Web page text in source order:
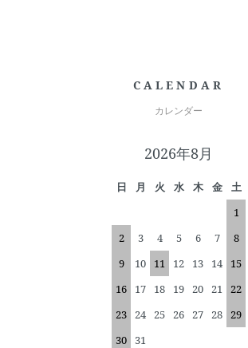
CALENDAR
カレンダー
2026年8月
日 月 火 水 木 金
土
1
2
3 4 5 6 7
8
9
10 11 12 13 14
15
16
17 18 19 20 21
22
23
24 25 26 27 28
29
30 31